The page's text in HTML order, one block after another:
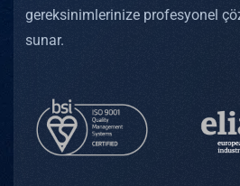
gereksinimlerinize profesyonel
sunar.